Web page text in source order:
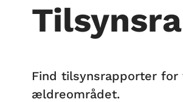
Find tilsynsrapporter for
ældreområdet.